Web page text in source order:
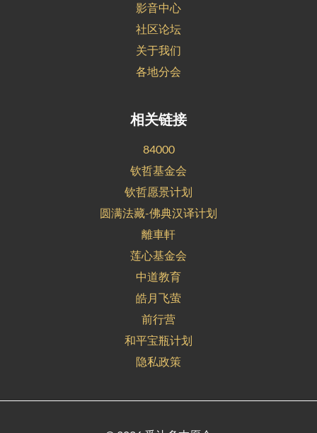
影音中心
社区论坛
关于我们
各地分会
相关链接
84000
钦哲基金会
钦哲愿景计划
圆满法藏-佛典汉译计划
離車軒
莲心基金会
中道教育
皓月飞萤
前行营
和平宝瓶计划
隐私政策